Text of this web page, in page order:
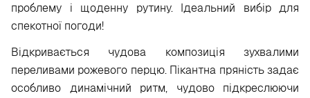
проблему і щоденну рутину. Ідеальний вибір для
спекотної погоди!
Відкривається чудова композиція зухвалими
переливами рожевого перцю. Пікантна пряність задає
особливо динамічний ритм, чудово підкреслюючи